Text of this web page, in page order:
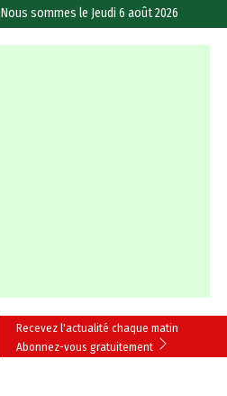
Nous sommes le Jeudi 6 août 2026
Recevez l'actualité chaque matin
Abonnez-vous gratuitement